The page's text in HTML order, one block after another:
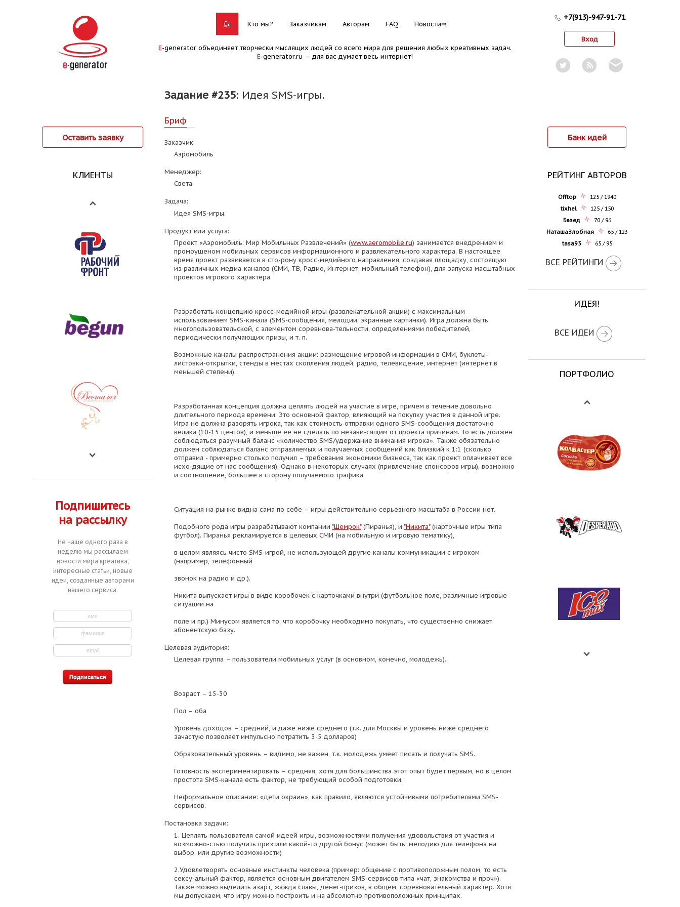
Кто мы? Заказчикам Авторам FAQ Новости
E-generator объединяет творчески мыслящих людей со всего мира для решения любых креативных задач.
E-generator.ru — для вас думает весь интернет!
+7(913)-947-91-71
Вход
Задание #235: Идея SMS-игры.
Оставить заявку
КЛИЕНТЫ
Подпишитесь
на рассылку
Не чаще одного раза в
неделю мы рассылаем
новости мира креатива,
интересные статьи, новые
идеи, созданные авторами
нашего сервиса.
Бриф
Заказчик:
Аэромобиль
Менеджер:
Света
Задача:
Идея SMS-игры.
Продукт или услуга:
Проект «Аэромобиль: Мир Мобильных Развлечений» (www.aeromobile.ru) занимается внедрением и
промоушеном мобильных сервисов информационного и развлекательного характера. В настоящее
время проект развивается в сто-рону кросс-медийного направления, создавая площадку, состоящую
из различных медиа-каналов (СМИ, ТВ, Радио, Интернет, мобильный телефон), для запуска масштабных
проектов игрового характера.
Разработать концепцию кросс-медийной игры (развлекательной акции) с максимальным
использованием SMS-канала (SMS-сообщения, мелодии, экранные картинки). Игра должна быть
многопользовательской, с элементом соревнова-тельности, определениями победителей,
периодически получающих призы, и т. п.
Возможные каналы распространения акции: размещение игровой информации в СМИ, буклеты-
листовки-открытки, стенды в местах скопления людей, радио, телевидение, интернет (интернет в
меньшей степени).
Разработанная концепция должна цеплять людей на участие в игре, причем в течение довольно
длительного периода времени. Это основной фактор, влияющий на покупку участия в данной игре.
Игра не должна разорять игрока, так как стоимость отправки одного SMS-сообщения достаточно
велика (10-15 центов), и меньше ее не сделать по незави-сящим от проекта причинам. То есть должен
соблюдаться разумный баланс «количество SMS/удержание внимания игрока». Также обязательно
должен соблюдаться баланс отправляемых и получаемых сообщений как близкий к 1:1 (сколько
отправил - примерно столько получил – требования экономики бизнеса, так как проект оплачивает все
исхо-дящие от нас сообщения). Однако в некоторых случаях (привлечение спонсоров игры), возможно
и соотношение, большее в сторону получаемого трафика.
Ситуация на рынке видна сама по себе – игры действительно серьезного масштаба в России нет.
Подобного рода игры разрабатывают компании "Шемрок"(Пиранья), и "Никита"(карточные игры типа
футбол). Пиранья рекламируется в целевых СМИ (на мобильную и игровую тематику),
в целом являясь чисто SMS-игрой, не использующей другие каналы коммуникации с игроком
(например, телефонный
звонок на радио и др.).
Никита выпускает игры в виде коробочек с карточками внутри (футбольное поле, различные игровые
ситуации на
поле и пр.) Минусом является то, что коробочку необходимо покупать, что существенно снижает
абонентскую базу.
Целевая аудитория:
Целевая группа – пользователи мобильных услуг (в основном, конечно, молодежь).
Возраст – 15-30
Пол – оба
Уровень доходов – средний, и даже ниже среднего (т.к. для Москвы и уровень ниже среднего
зачастую позволяет импульсно потратить 3-5 долларов)
Образовательный уровень – видимо, не важен, т.к. молодежь умеет писать и получать SMS.
Готовность экспериментировать – средняя, хотя для большинства этот опыт будет первым, но в целом
простота SMS-канала есть фактор, не требующий особой подготовки.
Неформальное описание: «дети окраин», как правило, являются устойчивыми потребителями SMS-
сервисов.
Постановка задачи:
1. Цеплять пользователя самой идеей игры, возможностями получения удовольствия от участия и
возможно-стью получить приз или какой-то другой бонус (может быть, мелодию для телефона на
выбор, или другие возможности)
2.Удовлетворять основные инстинкты человека (пример: общение с противоположным полом, то есть
сексу-альный фактор, является основным двигателем SMS-сервисов типа «чат, знакомства и проч»).
Также можно выделить азарт, жажда славы, денег-призов, в общем, соревновательный характер. Хотя
мы допускаем, что игру можно построить и на абсолютно противоположных принципах.
Банк идей
РЕЙТИНГ АВТОРОВ
Offtop
125 / 1940
tixhel
125 / 150
Базед
70 / 96
НаташаЗлобная
65 / 123
tasa93
65 / 95
ВСЕ РЕЙТИНГИ
ИДЕЯ!
ВСЕ ИДЕИ
ПОРТФОЛИО